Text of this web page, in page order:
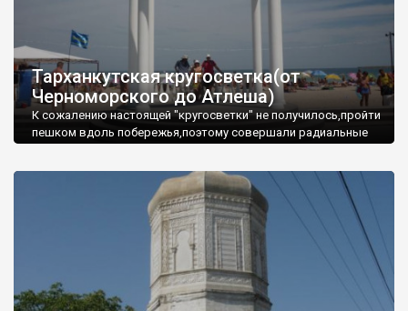
Тарханкутская кругосветка(от
Черноморского до Атлеша)
К сожалению настоящей "кругосветки" не получилось,пройти
пешком вдоль побережья,поэтому совершали радиальные